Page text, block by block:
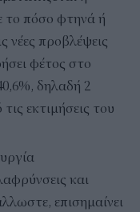
το πόσο φτηνά ή
νέες προβλέψεις
φέτος στο
δηλαδή 2
εκτιμήσεις του
και
επισημαίνει